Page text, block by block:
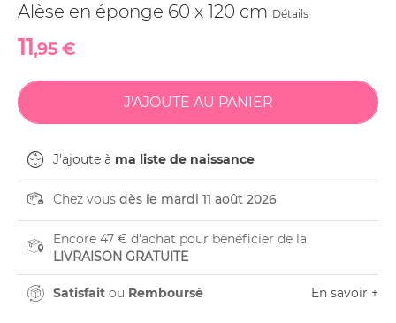
Alèse en éponge 60 x 120 cm Détails
11,95 €
J'ajoute à ma liste de naissance
Chez vous dès le mardi 11 août 2026
Encore 47 € d'achat pour bénéficier de la
LIVRAISON GRATUITE
Satisfait ou Remboursé En savoir +